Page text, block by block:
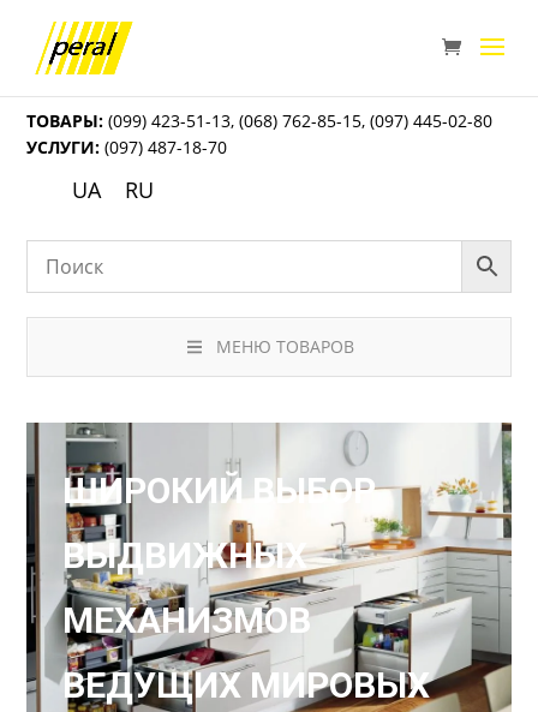
ТОВАРЫ: (099) 423-51-13,(068) 762-85-15,(097) 445-02-80
УСЛУГИ: (097) 487-18-70
UA RU
МЕНЮ ТОВАРОВ
ШИРОКИЙ ВЫБОР
ВЫДВИЖНЫХ
МЕХАНИЗМОВ
ВЕДУЩИХ МИРОВЫХ